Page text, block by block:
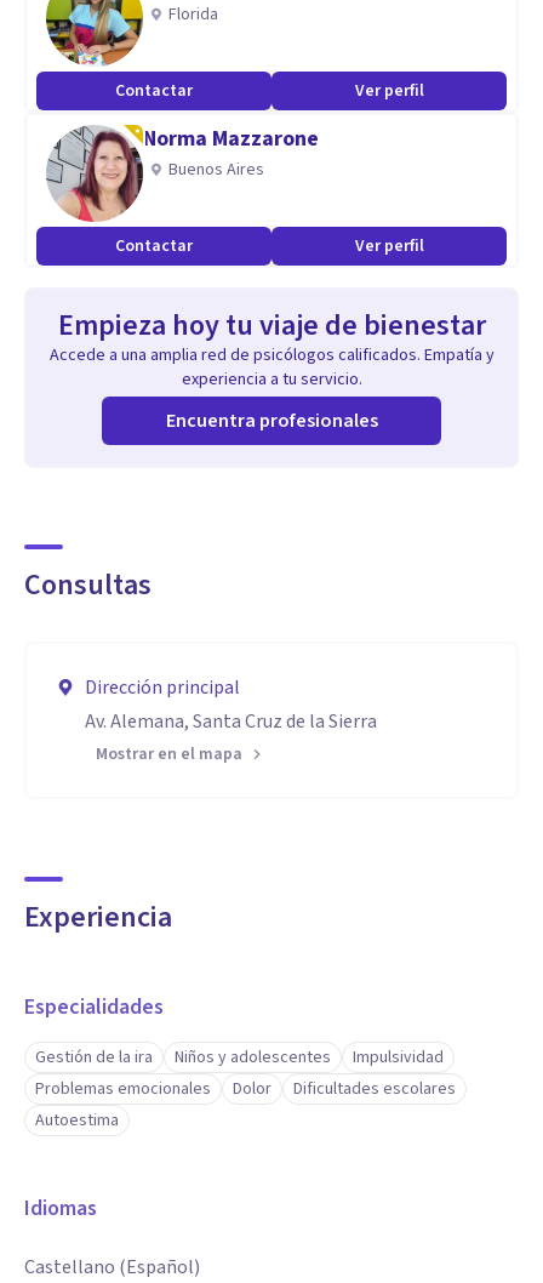
Florida
Contactar Ver perfil
Norma Mazzarone
Buenos Aires
Contactar Ver perfil
Empieza hoy tu viaje de bienestar
Accede a una amplia red de psicólogos calificados. Empatía y
experiencia a tu servicio.
Encuentra profesionales
Consultas
Dirección principal
Av. Alemana, Santa Cruz de la Sierra
Mostrar en el mapa
Experiencia
Especialidades
Gestión de la ira Niños y adolescentes
Impulsividad
Problemas emocionales
Dolor
Dificultades escolares
Autoestima
Idiomas
Castellano (Español)